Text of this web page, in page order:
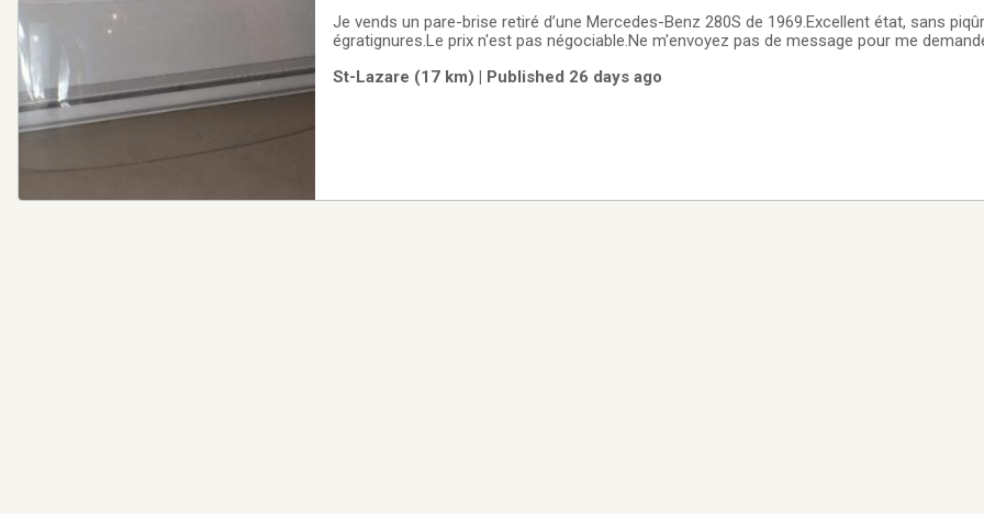
Je vends un pare-brise retiré d’une Mercedes-Benz 280S de 1969.Excellent état, sans
égratignures.Le prix n'est pas négociable.Ne m'envoyez pas de message pour me
- - - - - - - - - -I
St-Lazare (17 km) | Published 26 days ago